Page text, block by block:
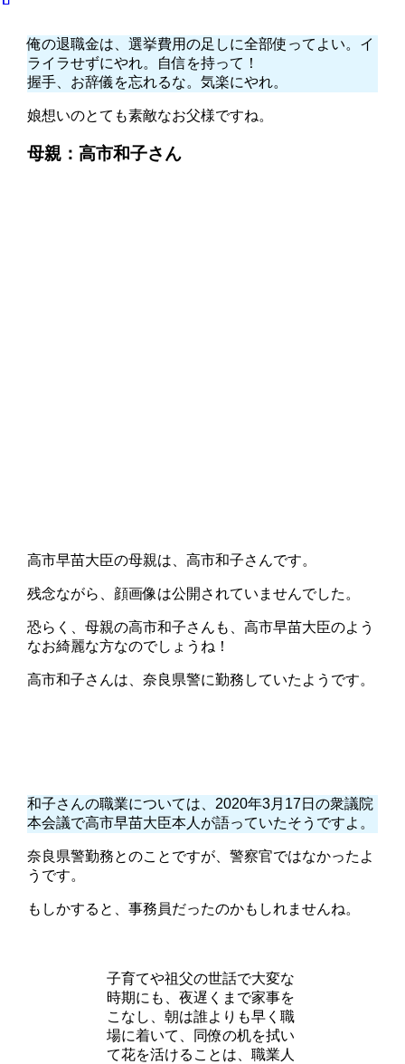
俺の退職金は、選挙費用の足しに全部使ってよい。イ
ライラせずにやれ。自信を持って！
握手、お辞儀を忘れるな。気楽にやれ。
娘想いのとても素敵なお父様ですね。
母親：高市和子さん
高市早苗大臣の母親は、高市和子さんです。
残念ながら、顔画像は公開されていませんでした。
恐らく、母親の高市和子さんも、高市早苗大臣のよう
なお綺麗な方なのでしょうね！
高市和子さんは、奈良県警に勤務していたようです。
和子さんの職業については、2020年3月17日の衆議院
本会議で高市早苗大臣本人が語っていたそうですよ。
奈良県警勤務とのことですが、警察官ではなかったよ
うです。
もしかすると、事務員だったのかもしれませんね。
子育てや祖父の世話で大変な
時期にも、夜遅くまで家事を
こなし、朝は誰よりも早く職
場に着いて、同僚の机を拭い
て花を活けることは、職業人